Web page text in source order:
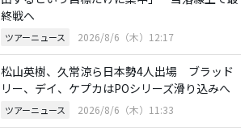
終戦へ
ツアーニュース 2026/8/6（木）12:17
松山英樹、久常涼ら日本勢4人出場 ブラッド
リー、デイ、ケプカはPOシリーズ滑り込みへ
ツアーニュース 2026/8/6（木）11:33